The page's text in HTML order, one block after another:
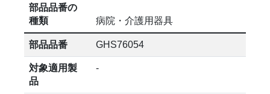
部品品番の
種類
病院・介護用器具
部品品番 GHS76054
対象適用製
品
-